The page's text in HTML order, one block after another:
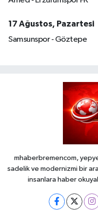
17 Ağustos, Pazartesi
Samsunspor - Göztepe
mhaberbremencom,
sadelik ve modernizmi bir
insanlara haber